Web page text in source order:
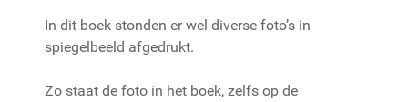
In dit boek stonden er wel diverse foto’s in
spiegelbeeld afgedrukt.
Zo staat de foto in het boek, zelfs op de